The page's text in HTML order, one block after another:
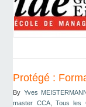
Protégé :
By Yves
master CCA,Tous les